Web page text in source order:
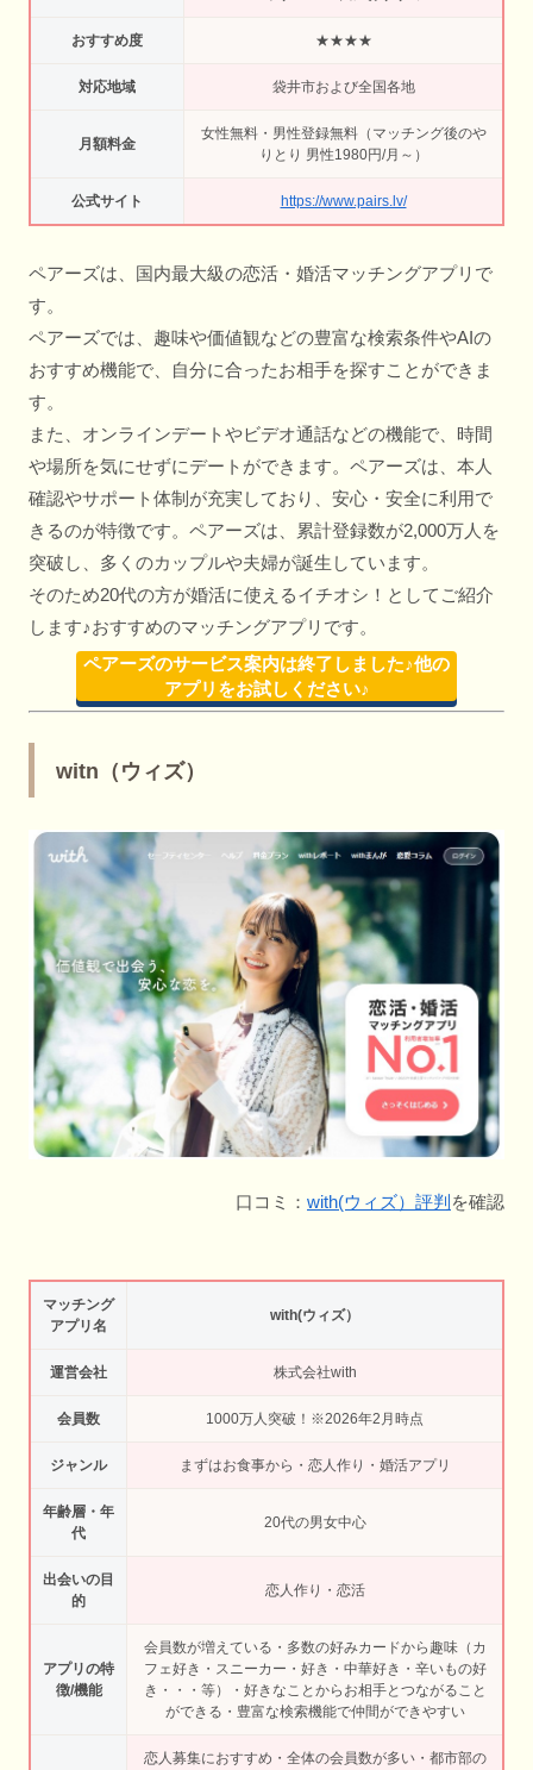
おすすめ度 ★★★★
対応地域 袋井市および全国各地
月額料金
女性無料・男性登録無料（マッチング後のや
りとり 男性1980円/月～）
公式サイト https://www.pairs.lv/
ペアーズは、国内最大級の恋活・婚活マッチングアプリで
す。
ペアーズでは、趣味や価値観などの豊富な検索条件やAIの
おすすめ機能で、自分に合ったお相手を探すことができま
す。
また、オンラインデートやビデオ通話などの機能で、時間
や場所を気にせずにデートができます。ペアーズは、本人
確認やサポート体制が充実しており、安心・安全に利用で
きるのが特徴です。ペアーズは、累計登録数が2,000万人を
突破し、多くのカップルや夫婦が誕生しています。
そのため20代の方が婚活に使えるイチオシ！としてご紹介
します♪おすすめのマッチングアプリです。
ペアーズのサービス案内は終了しました♪他の
アプリをお試しください♪
witn（ウィズ）
口コミ： with(ウィズ）評判 を確認
マッチング
アプリ名
with(ウィズ）
運営会社 株式会社with
会員数 1000万人突破！※2026年2月時点
ジャンル まずはお食事から・恋人作り・婚活アプリ
年齢層・年
代
20代の男女中心
出会いの目
的
恋人作り・恋活
アプリの特
徴/機能
会員数が増えている・多数の好みカードから趣味（カ
フェ好き・スニーカー・好き・中華好き・辛いもの好
き・・・等）・好きなことからお相手とつながること
ができる・豊富な検索機能で仲間ができやすい
恋人募集におすすめ・全体の会員数が多い・都市部の